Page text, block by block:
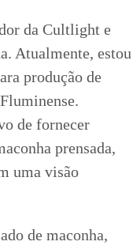
da Cultlight e
Atualmente, estou
produção de
de fornecer
prensada,
uma visão
de maconha,